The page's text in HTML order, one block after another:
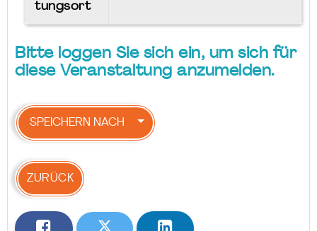
tungsort
Bitte loggen Sie sich ein, um sich für
diese Veranstaltung anzumelden.
SPEICHERN NACH
ZURÜCK